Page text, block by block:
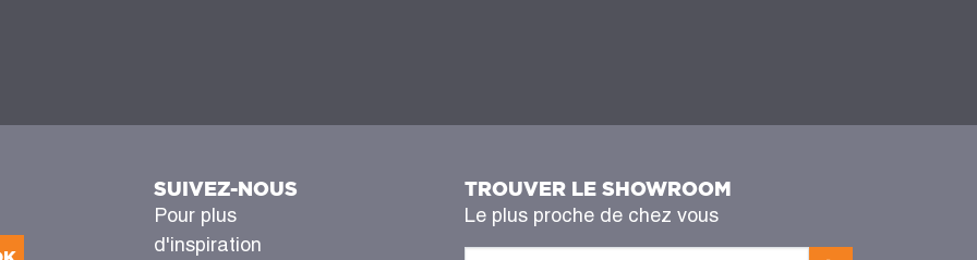
SUIVEZ-NOUS
Pour plus
d'inspiration
TROUVER LE SHOWROOM
Le plus proche de chez vous